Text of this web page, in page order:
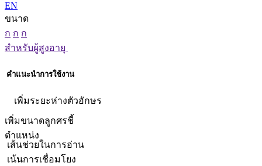
EN
ขนาด
ก ก ก
สำหรับผู้สูงอายุ
คำแนะนำการใช้งาน
เพิ่มระยะห่างตัวอักษร
เพิ่มขนาดลูกศรชี้
ตำแหน่ง
เส้นช่วยในการอ่าน
เน้นการเชื่อมโยง